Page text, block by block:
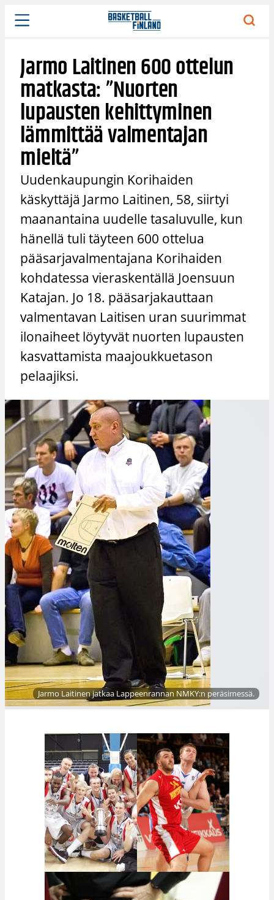
Siirry
sisältöön
Jarmo Laitinen 600 ottelun
matkasta: ”Nuorten
lupausten kehittyminen
lämmittää valmentajan
mieltä”
Uudenkaupungin Korihaiden
käskyttäjä Jarmo Laitinen, 58, siirtyi
maanantaina uudelle tasaluvulle, kun
hänellä tuli täyteen 600 ottelua
pääsarjavalmentajana Korihaiden
kohdatessa vieraskentällä Joensuun
Katajan. Jo 18. pääsarjakauttaan
valmentavan Laitisen uran suurimmat
ilonaiheet löytyvät nuorten lupausten
kasvattamista maajoukkuetason
pelaajiksi.
Jarmo Laitinen jatkaa Lappeenrannan NMKY:n peräsimessä.